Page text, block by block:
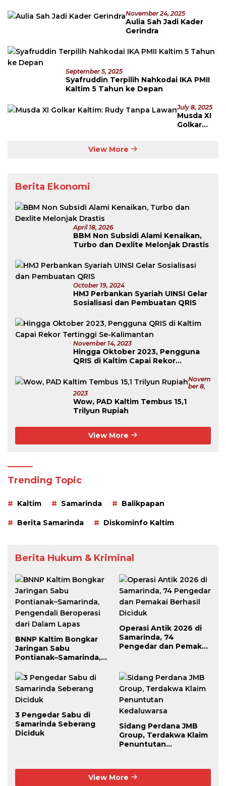
November 24, 2025
Aulia Sah Jadi Kader
Gerindra
September 5, 2025
Syafruddin Terpilih Nahkodai IKA PMII
Kaltim 5 Tahun ke Depan
July 8, 2025
Musda XI
Golkar
View More
Berita Ekonomi
April 18, 2026
BBM Non Subsidi Alami Kenaikan,
Turbo dan Dexlite Melonjak Drastis
October 19, 2024
HMJ Perbankan Syariah UINSI Gelar
Sosialisasi dan Pembuatan QRIS
November 14, 2023
Hingga Oktober 2023, Pengguna
QRIS di Kaltim Capai Rekor
Novem
Ber 8,
2023
Wow, PAD Kaltim Tembus 15,1
Trilyun Rupiah
View More
Trending Topic
Kaltim Samarinda Balikpapan
Berita Samarinda Diskominfo Kaltim
Berita Hukum & Kriminal
BNNP Kaltim Bongkar
Jaringan Sabu
Pontianak–Samarinda,
dari Dalam Lapas
Operasi Antik 2026 di
Samarinda, 74
Pengedar dan Pemakai
3 Pengedar Sabu di
Samarinda Seberang
Diciduk
Sidang Perdana JMB
Group, Terdakwa Klaim
Penuntutan
View More